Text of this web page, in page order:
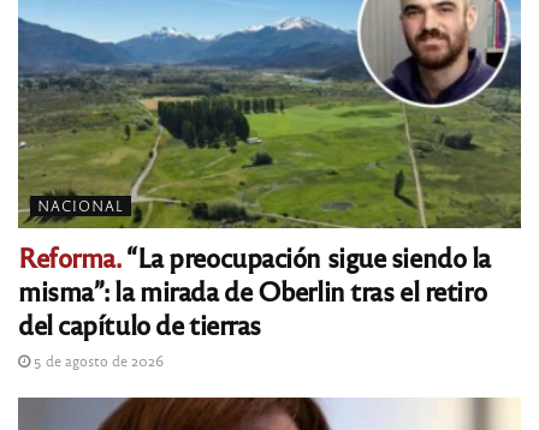
NACIONAL
Reforma.“La preocupación sigue siendo la
misma”: la mirada de Oberlin tras el retiro
del capítulo de tierras
5 de agosto de 2026